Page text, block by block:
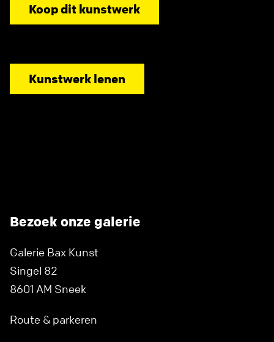
Koop dit kunstwerk
Kunstwerk lenen
Bezoek onze galerie
Galerie Bax Kunst
Singel 82
8601 AM Sneek
Route & parkeren